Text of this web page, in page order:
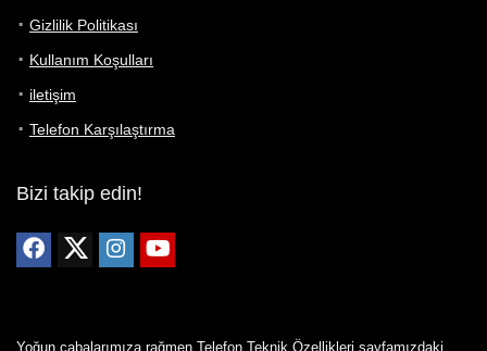
Gizlilik Politikası
Kullanım Koşulları
iletişim
Telefon Karşılaştırma
Bizi takip edin!
Yoğun çabalarımıza rağmen Telefon Teknik Özellikleri sayfamızdaki